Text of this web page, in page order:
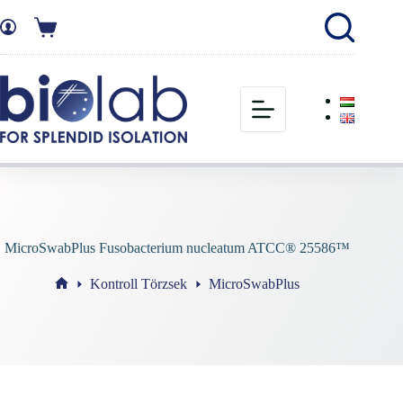
MicroSwabPlus Fusobacterium nucleatum ATCC® 25586™
Kontroll Törzsek MicroSwabPlus